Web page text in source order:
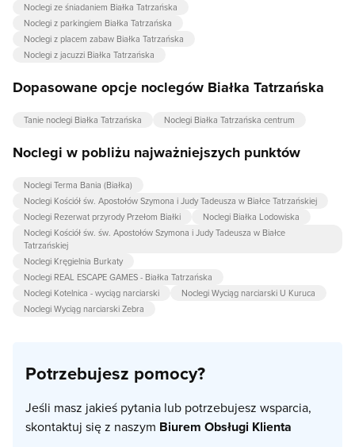
Noclegi ze śniadaniem Białka Tatrzańska
Noclegi z parkingiem Białka Tatrzańska
Noclegi z placem zabaw Białka Tatrzańska
Noclegi z jacuzzi Białka Tatrzańska
Dopasowane opcje noclegów Białka Tatrzańska
Tanie noclegi Białka Tatrzańska Noclegi Białka Tatrzańska centrum
Noclegi w pobliżu najważniejszych punktów
Noclegi Terma Bania (Białka)
Noclegi Kościół św. Apostołów Szymona i Judy Tadeusza w Białce Tatrzańskiej
Noclegi Rezerwat przyrody Przełom Białki
Noclegi Białka Lodowiska
Noclegi Kościół św. św. Apostołów Szymona i Judy Tadeusza w Białce
Tatrzańskiej
Noclegi Kręgielnia Burkaty
Noclegi REAL ESCAPE GAMES - Białka Tatrzańska
Noclegi Kotelnica - wyciąg narciarski
Noclegi Wyciąg narciarski U Kuruca
Noclegi Wyciąg narciarski Zebra
Potrzebujesz pomocy?
Jeśli masz jakieś pytania lub potrzebujesz wsparcia,
skontaktuj się z naszym Biurem Obsługi Klienta